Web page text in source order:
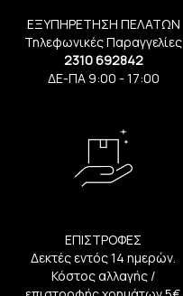
ΕΞΥΠΗΡΕΤΗΣΗ ΠΕΛΑΤΩΝ
Τηλεφωνικές Παραγγελίες
2310 692842
ΔΕ-ΠΑ 9:00 - 17:00
ΕΠΙΣΤΡΟΦΕΣ
Δεκτές εντός 14 ημερών.
Κόστος αλλαγής /